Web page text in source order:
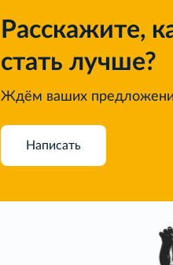
Расскажите,
стать лучше?
Ждём ваших
Написать